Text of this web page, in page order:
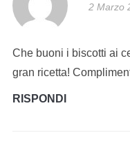
2 Marzo
Che buoni i biscotti ai
gran ricetta!
RISPONDI